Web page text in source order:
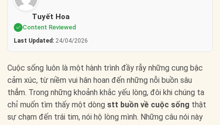
Tuyết Hoa
Content Reviewed
Last Updated: 24/04/2026
Cuộc sống luôn là một hành trình đầy rẫy những cung bậc
cảm xúc, từ niềm vui hân hoan đến những nỗi buồn sâu
thẳm. Trong những khoảnh khắc yếu lòng, đôi khi chúng ta
chỉ muốn tìm thấy một dòng stt buồn về cuộc sống thật
sự chạm đến trái tim, nói hộ lòng mình. Những câu nói này